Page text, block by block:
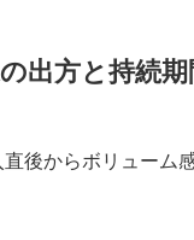
出方と持続期
直後からボリューム